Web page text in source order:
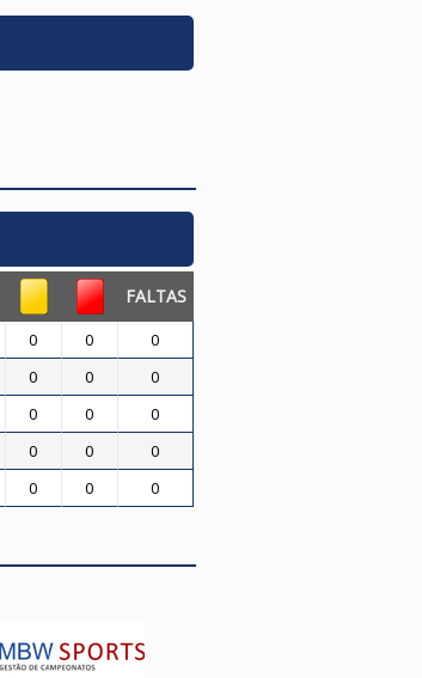
FALTAS
0 0
0
0 0
0
0 0
0
0 0
0
0 0 0